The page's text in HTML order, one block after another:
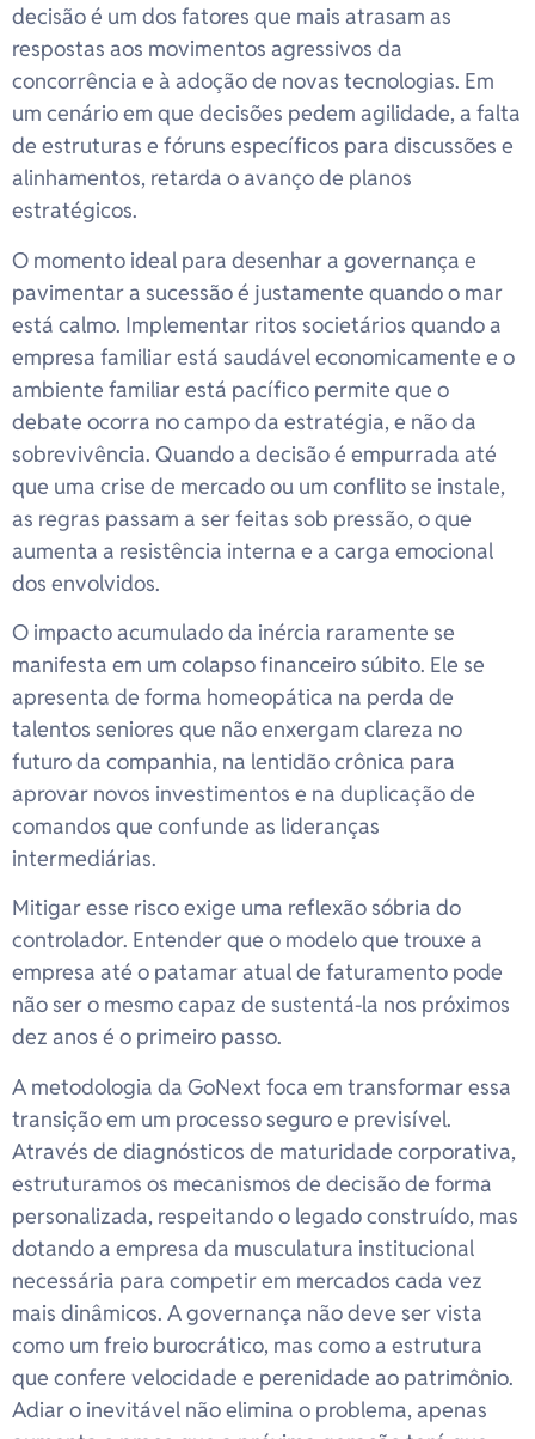
decisão é um dos fatores que mais atrasam as
respostas aos movimentos agressivos da
concorrência e à adoção de novas tecnologias. Em
um cenário em que decisões pedem agilidade, a falta
de estruturas e fóruns específicos para discussões e
alinhamentos, retarda o avanço de planos
estratégicos.
O momento ideal para desenhar a governança e
pavimentar a sucessão é justamente quando o mar
está calmo. Implementar ritos societários quando a
empresa familiar está saudável economicamente e o
ambiente familiar está pacífico permite que o
debate ocorra no campo da estratégia, e não da
sobrevivência. Quando a decisão é empurrada até
que uma crise de mercado ou um conflito se instale,
as regras passam a ser feitas sob pressão, o que
aumenta a resistência interna e a carga emocional
dos envolvidos.
O impacto acumulado da inércia raramente se
manifesta em um colapso financeiro súbito. Ele se
apresenta de forma homeopática na perda de
talentos seniores que não enxergam clareza no
futuro da companhia, na lentidão crônica para
aprovar novos investimentos e na duplicação de
comandos que confunde as lideranças
intermediárias.
Mitigar esse risco exige uma reflexão sóbria do
controlador. Entender que o modelo que trouxe a
empresa até o patamar atual de faturamento pode
não ser o mesmo capaz de sustentá-la nos próximos
dez anos é o primeiro passo.
A metodologia da GoNext foca em transformar essa
transição em um processo seguro e previsível.
Através de diagnósticos de maturidade corporativa,
estruturamos os mecanismos de decisão de forma
personalizada, respeitando o legado construído, mas
dotando a empresa da musculatura institucional
necessária para competir em mercados cada vez
mais dinâmicos. A governança não deve ser vista
como um freio burocrático, mas como a estrutura
que confere velocidade e perenidade ao patrimônio.
Adiar o inevitável não elimina o problema, apenas